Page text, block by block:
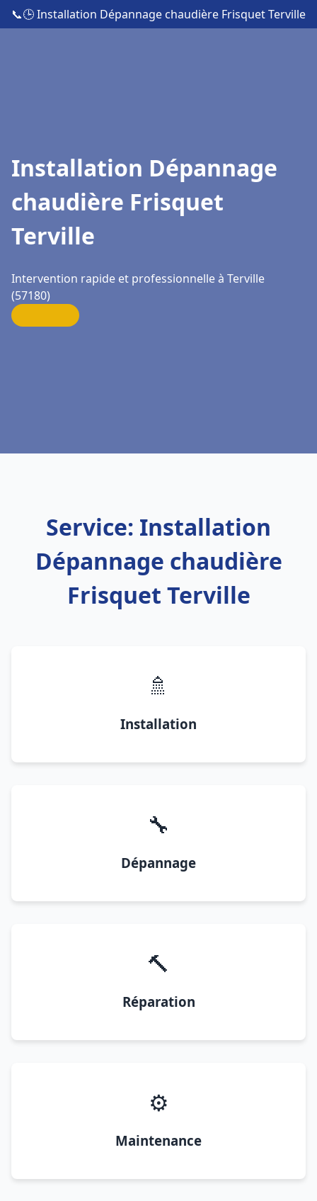
📞🕒 Installation Dépannage chaudière Frisquet Terville
Installation Dépannage
chaudière Frisquet
Terville
Intervention rapide et professionnelle à Terville
(57180)
Service: Installation
Dépannage chaudière
Frisquet Terville
🚿
Installation
🔧
Dépannage
🔨
Réparation
⚙️
Maintenance